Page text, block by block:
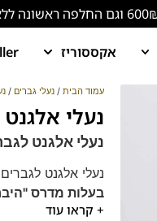
אקססוריז
עמוד הבית / נעלי גברים /
נעלי אלגנט
נעלי אלגנט לגברים
נעלי אלגנט
בעלות מדרס
נעלי אלגנט שפיץ
+ קראו עוד